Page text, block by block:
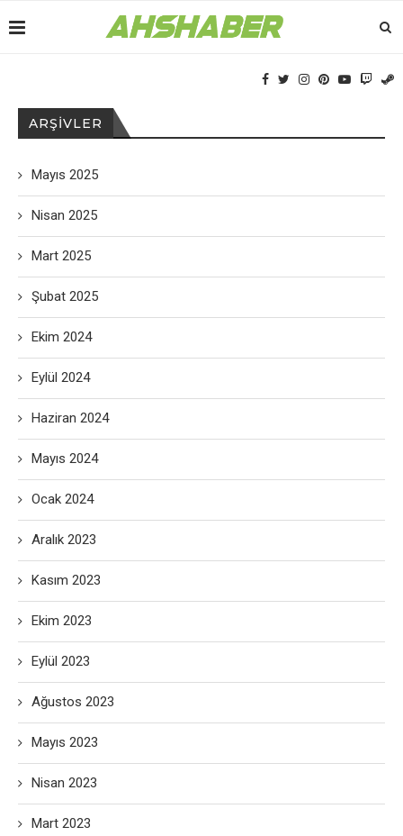
ARŞIVLER
Mayıs 2025
Nisan 2025
Mart 2025
Şubat 2025
Ekim 2024
Eylül 2024
Haziran 2024
Mayıs 2024
Ocak 2024
Aralık 2023
Kasım 2023
Ekim 2023
Eylül 2023
Ağustos 2023
Mayıs 2023
Nisan 2023
Mart 2023